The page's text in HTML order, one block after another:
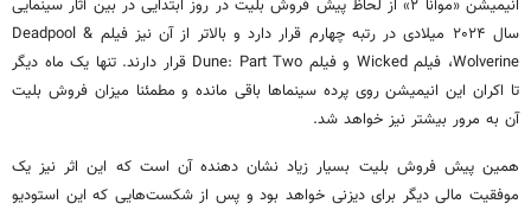
انیمیشن «موآنا ۲» از لحاظ پیش فروش بلیت در روز ابتدایی در بین آثار سینمایی
سال ۲۰۲۴ میلادی در رتبه چهارم قرار دارد و بالاتر از آن نیز فیلم Deadpool &
Wolverine، فیلم Wicked و فیلم Dune: Part Two قرار دارند. تنها یک ماه دیگر
تا اکران این انیمیشن روی پرده سینماها باقی مانده و مطمئنا میزان فروش بلیت
آن به مرور بیشتر نیز خواهد شد.
همین پیش فروش بلیت بسیار زیاد نشان دهنده آن است که این اثر نیز یک
موفقیت مالی دیگر برای دیزنی خواهد بود و پس از شکست‌هایی که این استودیو